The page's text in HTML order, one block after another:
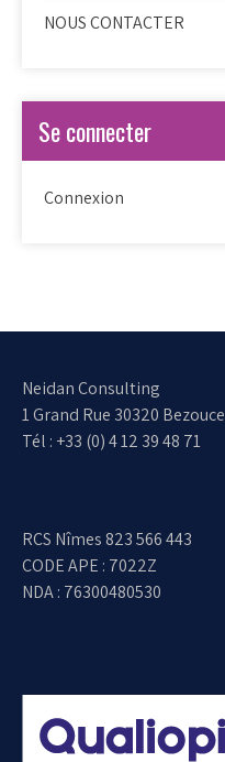
NOUS CONTACTER
Se connecter
Connexion
Neidan Consulting
1 Grand Rue 30320 Bezouce
Tél : +33 (0) 4 12 39 48 71
RCS Nîmes 823 566 443
CODE APE : 7022Z
NDA : 76300480530